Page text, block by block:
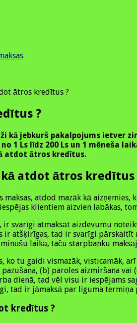
ātros kredītus ?
?
jebkurš pakalpojums ietver
1 Ls līdz 200 Ls un 1 mēneša
atdot ātros kredītus.
kā atdot ātros
maksas, atdod mazāk kā
klientiem aizvien labākas,
ir svarīgi atmaksāt aizdevumu
ir atšķirīgas, tad ir svarīgi
laikā, taču starpbanku
ko tu gaidi vismazāk, visticamāk,
(b) paroles aizmiršana
dienā, tad vēl visu ir iespējams
tad ir jāmaksā par līguma termiņa
kredītus ?